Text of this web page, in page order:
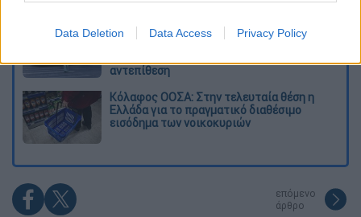
Data Deletion Data Access Privacy Policy
«Πόλεμος» για τους χρόνους των
αντεπίθεση
Κόλαφος ΟΟΣΑ: Στην τελευταία θέση η
Ελλάδα για το πραγματικό διαθέσιμο
εισόδημα των νοικοκυριών
επόμενο
άρθρο